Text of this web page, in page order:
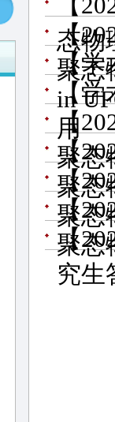
态物
【
聚态
【学
in
【学
用
【
聚态
【
聚态
【
聚态
【
聚态
【
究生